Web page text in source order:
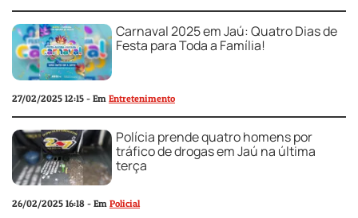
Carnaval 2025 em Jaú: Quatro Dias de
Festa para Toda a Família!
27/02/2025 12:15 - Em Entretenimento
Polícia prende quatro homens por
tráfico de drogas em Jaú na última
terça
26/02/2025 16:18 - Em Policial